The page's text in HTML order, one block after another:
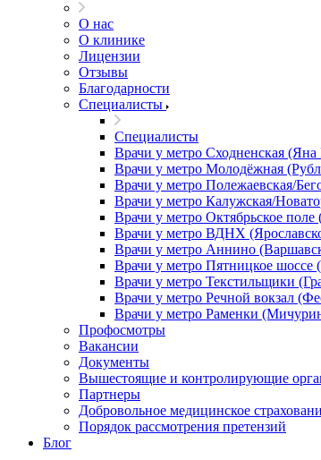
О нас
О клинике
Лицензии
Отзывы
Благодарности
Специалисты
Специалисты
Врачи у метро Сходненская (Яна
Врачи у метро Молодёжная
Врачи у метро Полежаевская/
Врачи у метро Калужская/
Врачи у метро Октябрьское поле
Врачи у метро ВДНХ
Врачи у метро Аннино
Врачи у метро Пятницкое шоссе
Врачи у метро Текстильщики
Врачи у метро Речной вокзал
Врачи у метро Раменки
Профосмотры
Вакансии
Документы
Вышестоящие и контролирующие
Партнеры
Добровольное медицинское
Порядок рассмотрения претензий
Блог